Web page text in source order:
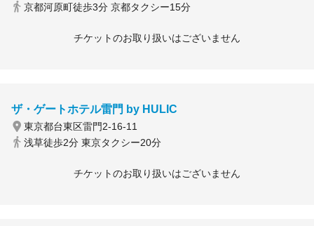
京都河原町徒歩3分 京都タクシー15分
チケットのお取り扱いはございません
ザ・ゲートホテル雷門 by HULIC
東京都台東区雷門2-16-11
浅草徒歩2分 東京タクシー20分
チケットのお取り扱いはございません